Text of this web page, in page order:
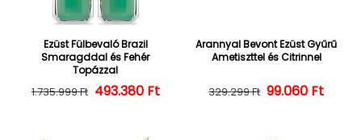
Ezüst Fülbevaló Brazil
Smaragddal és Fehér
Topázzal
Normál ár
1.735.999 Ft Kedvezményes ár
493.380 Ft
Arannyal Bevont Ezüst Gyűrű
Ametiszttel és Citrinnel
Normál ár
329.299 Ft 99.060 Ft